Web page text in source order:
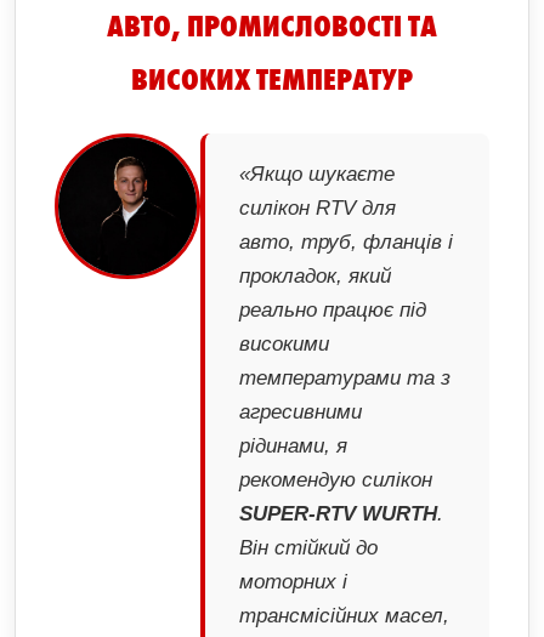
АВТО, ПРОМИСЛОВОСТІ ТА
ВИСОКИХ ТЕМПЕРАТУР
«Якщо шукаєте
силікон RTV для
авто, труб, фланців і
прокладок, який
реально працює під
високими
температурами та з
агресивними
рідинами, я
рекомендую силікон
SUPER-RTV WURTH.
Він стійкий до
моторних і
трансмісійних масел,